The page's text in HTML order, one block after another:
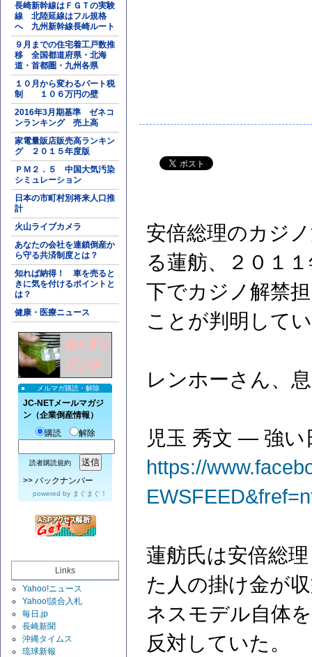
長崎新幹線はＦＧＴの実験
線 北陸延線はフル規格
へ 九州新幹線長崎ルート
９月までの住宅着工戸数推
移 全国都道府県・北海
道・首都圏・九州各県
１０月から変わるパート税
制 １０６万円の壁
2016年3月期基準 ゼネコ
ンランキング 売上高
家電量販店販売高ランキン
グ ２０１５年度版
ＰＭ２．５ 中国大気汚染
シミュレーション
日本の市町村別将来人口推
計
火山ライブカメラ
あなたの会社を連鎖倒産か
ら守る共済制度とは？
知れば納得！ 車を売ると
きに気を付けるポイントと
は？
健康・医療ニュース
メルマガ購読・解除
JC-NETメールマガジ
ン（企業倒産情報）
購読
解除
読者購読規約
>> バックナンバー
powered by まぐまぐ！
Links
Yahoo!ニュース
Yahoo!談合入札
毎日.jp
長崎新聞
沖縄タイムス
琉球新報
安倍総理のカジ
る蓮舫、２０１
下でカジノ解禁
ことが判明して
レンホーさん、
児玉 秀文‎ ― 強い
https://
蓮舫氏は安倍総
た人の掛け金が
ネスモデル自体
反対していた。